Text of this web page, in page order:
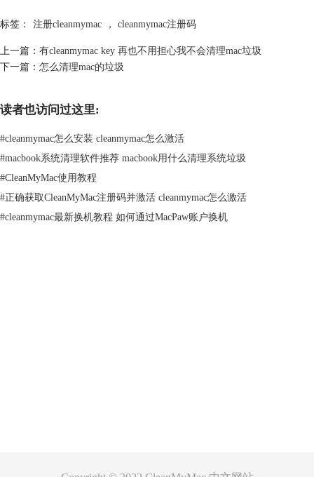
注册有有何限制
是否支持软件版本升级
正版cleanmymac支持小版本升级，大版本升级需要重新购买，具体是否有
优惠需要看官网是否有优惠活动。
该软件是否支持免费试用版？
是，软件支持免费试用版，试用版无时间限制，但是限制部分功能，并且
只能清理500MB垃圾，在官网的下载页面可以免费下载
标签： 注册cleanmymac ， cleanmymac注册码
上一篇： 有cleanmymac key 再也不用担心我不会清理mac垃圾
下一篇： 怎么清理mac的垃圾
读者也访问过这里:
#cleanmymac怎么安装 cleanmymac怎么激活
#macbook系统清理软件推荐 macbook用什么清理系统垃圾
#CleanMyMac使用教程
#正确获取CleanMyMac注册码并激活 cleanmymac怎么激活
#cleanmymac最新换机教程 如何通过MacPaw账户换机